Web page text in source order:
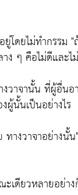
ยู่โดยไม่ทำกรรม "
ง ๆ คือไม่ดีและไ
วาจานั้น ที่ผู้อื่นอ
ผู้นั้นเป็นอย่างไร
ทางวาจาอย่างนั้น"
เดียวหลายอย่า